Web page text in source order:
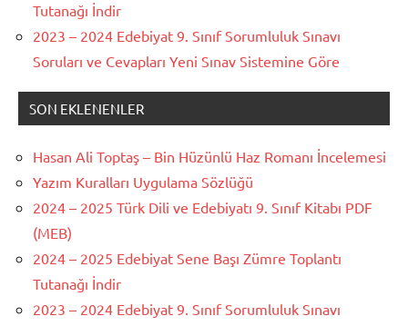
Tutanağı İndir
2023 – 2024 Edebiyat 9. Sınıf Sorumluluk Sınavı
Soruları ve Cevapları Yeni Sınav Sistemine Göre
SON EKLENENLER
Hasan Ali Toptaş – Bin Hüzünlü Haz Romanı İncelemesi
Yazım Kuralları Uygulama Sözlüğü
2024 – 2025 Türk Dili ve Edebiyatı 9. Sınıf Kitabı PDF
(MEB)
2024 – 2025 Edebiyat Sene Başı Zümre Toplantı
Tutanağı İndir
2023 – 2024 Edebiyat 9. Sınıf Sorumluluk Sınavı